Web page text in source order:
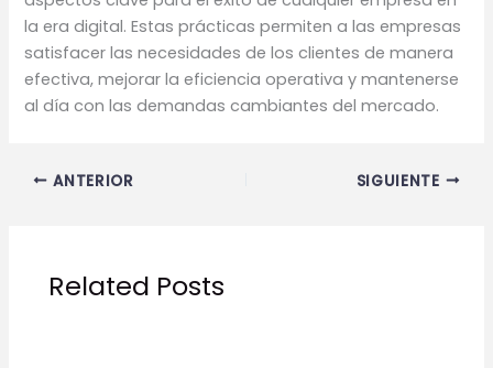
la era digital. Estas prácticas permiten a las empresas
satisfacer las necesidades de los clientes de manera
efectiva, mejorar la eficiencia operativa y mantenerse
al día con las demandas cambiantes del mercado.
ANTERIOR SIGUIENTE
Related Posts